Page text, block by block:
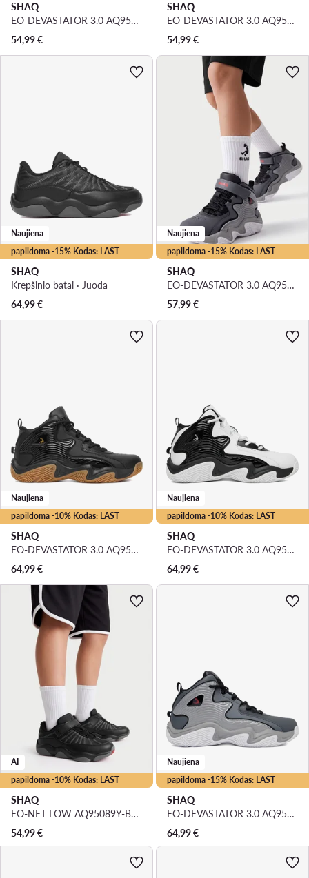
SHAQ
EO-DEVASTATOR 3.0 AQ95078Y-BZ · Krepšinio batai
54,99€
SHAQ
EO-DEVASTATOR 3.0 AQ95078Y-BWZ · Krepšinio batai
54,99€
papildoma -15% Kodas: LAST
Naujiena
SHAQ
Krepšinio batai · Juoda
64,99€
papildoma -15% Kodas: LAST
Naujiena
SHAQ
EO-DEVASTATOR 3.0 AQ95078Y-VZ · Krepšinio batai
57,99€
papildoma -10% Kodas: LAST
Naujiena
SHAQ
EO-DEVASTATOR 3.0 AQ95078B-B · Krepšinio batai
64,99€
papildoma -10% Kodas: LAST
Naujiena
SHAQ
EO-DEVASTATOR 3.0 AQ95078B-BW · Krepšinio batai
64,99€
papildoma -10% Kodas: LAST
AI
SHAQ
EO-NET LOW AQ95089Y-BV · Krepšinio batai
54,99€
papildoma -15% Kodas: LAST
Naujiena
SHAQ
EO-DEVASTATOR 3.0 AQ95078B-V · Krepšinio batai
64,99€